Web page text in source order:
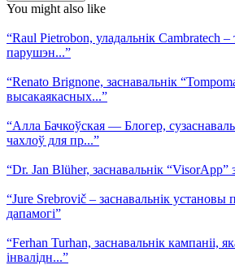
You might also like
“Raul Pietrobon, уладальнік Cambratech
парушэн...”
“Renato Brignone, заснавальнік
высакаякасных...”
“Алла Бачкоўская — Блогер,
чахлоў для пр...”
“Dr. Jan Blüher, заснавальнік “VisorApp”
“Jure Srebrovič – заснавальнік установы
дапамогі”
“Ferhan Turhan, заснавальнік кампаніі,
інвалідн...”